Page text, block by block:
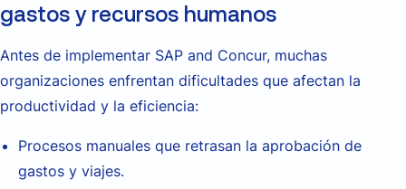
gastos y recursos humanos
Antes de implementar SAP and Concur, muchas
organizaciones enfrentan dificultades que afectan la
productividad y la eficiencia:
Procesos manuales que retrasan la aprobación de
gastos y viajes.